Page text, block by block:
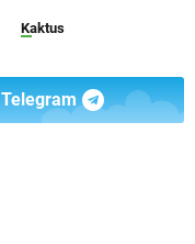
Kaktus
Telegram